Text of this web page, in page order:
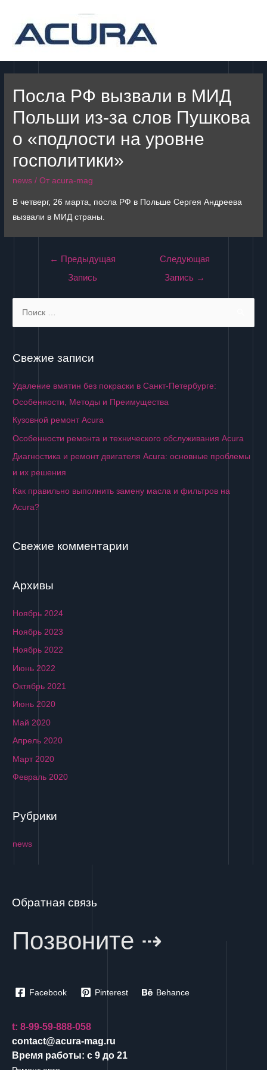
Посла РФ вызвали в МИД
Польши из-за слов Пушкова
о «подлости на уровне
госполитики»
news / От acura-mag
В четверг, 26 марта, посла РФ в Польше Сергея Андреева
вызвали в МИД страны.
Навигация
← Предыдущая
Запись
Следующая
Запись →
r
h
f
o
r
Свежие записи
Удаление вмятин без покраски в Санкт-Петербурге:
Особенности, Методы и Преимущества
Кузовной ремонт Acura
Особенности ремонта и технического обслуживания Acura
Диагностика и ремонт двигателя Acura: основные проблемы
и их решения
Как правильно выполнить замену масла и фильтров на
Acura?
Свежие комментарии
Архивы
Ноябрь 2024
Ноябрь 2023
Ноябрь 2022
Июнь 2022
Октябрь 2021
Июнь 2020
Май 2020
Апрель 2020
Март 2020
Февраль 2020
Рубрики
news
Обратная связь
Позвоните ⇢
Facebook Pinterest Behance
t: 8-99-59-888-058
contact@acura-mag.ru
Время работы: с 9 до 21